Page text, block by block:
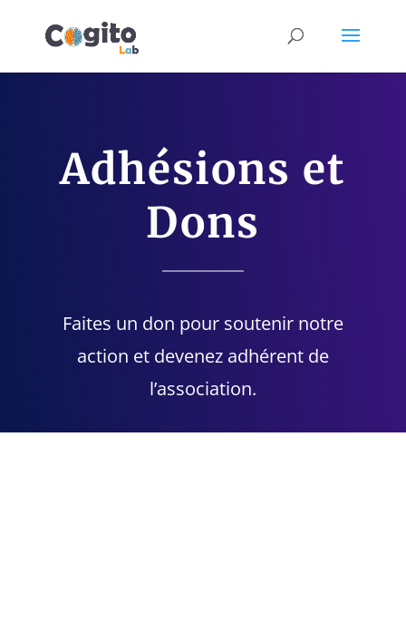
Adhésions et
Dons
Faites un don pour soutenir notre
action et devenez adhérent de
l’association.